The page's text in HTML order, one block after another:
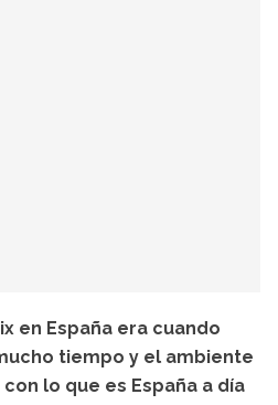
en España era cuando
tiempo y el ambiente
lo que es España a día